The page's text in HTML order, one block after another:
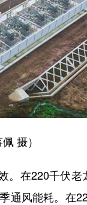
摄）
在220千伏老
通风能耗。在